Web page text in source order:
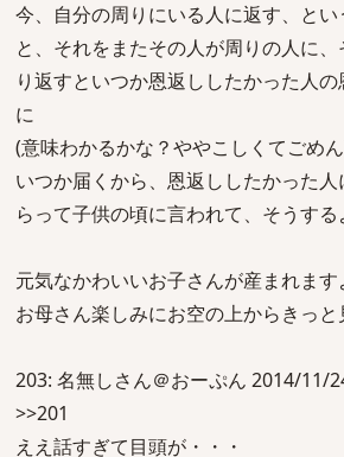
今、自分の周りにいる人に返す、と
と、それをまたその人が周りの人に
り返すといつか恩返ししたかった人
に
(意味わかるかな？ややこしくてごめ
いつか届くから、恩返ししたかった
らって子供の頃に言われて、そうする
元気なかわいいお子さんが産まれます
お母さん楽しみにお空の上からきっと
203: 名無しさん＠おーぷん 2014/11/
>>201
ええ話すぎて目頭が・・・